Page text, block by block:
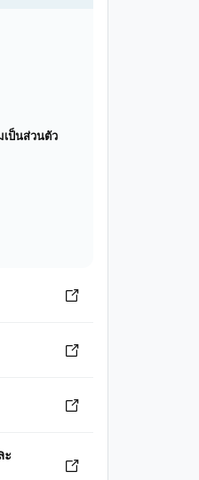
ป็นส่วนตัว
ะ